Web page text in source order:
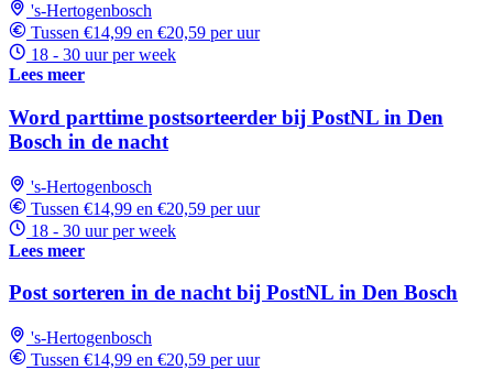
's-Hertogenbosch
Tussen €14,99 en €20,59 per uur
18 - 30 uur per week
Lees meer
Word parttime postsorteerder bij PostNL in Den
Bosch in de nacht
's-Hertogenbosch
Tussen €14,99 en €20,59 per uur
18 - 30 uur per week
Lees meer
Post sorteren in de nacht bij PostNL in Den Bosch
's-Hertogenbosch
Tussen €14,99 en €20,59 per uur